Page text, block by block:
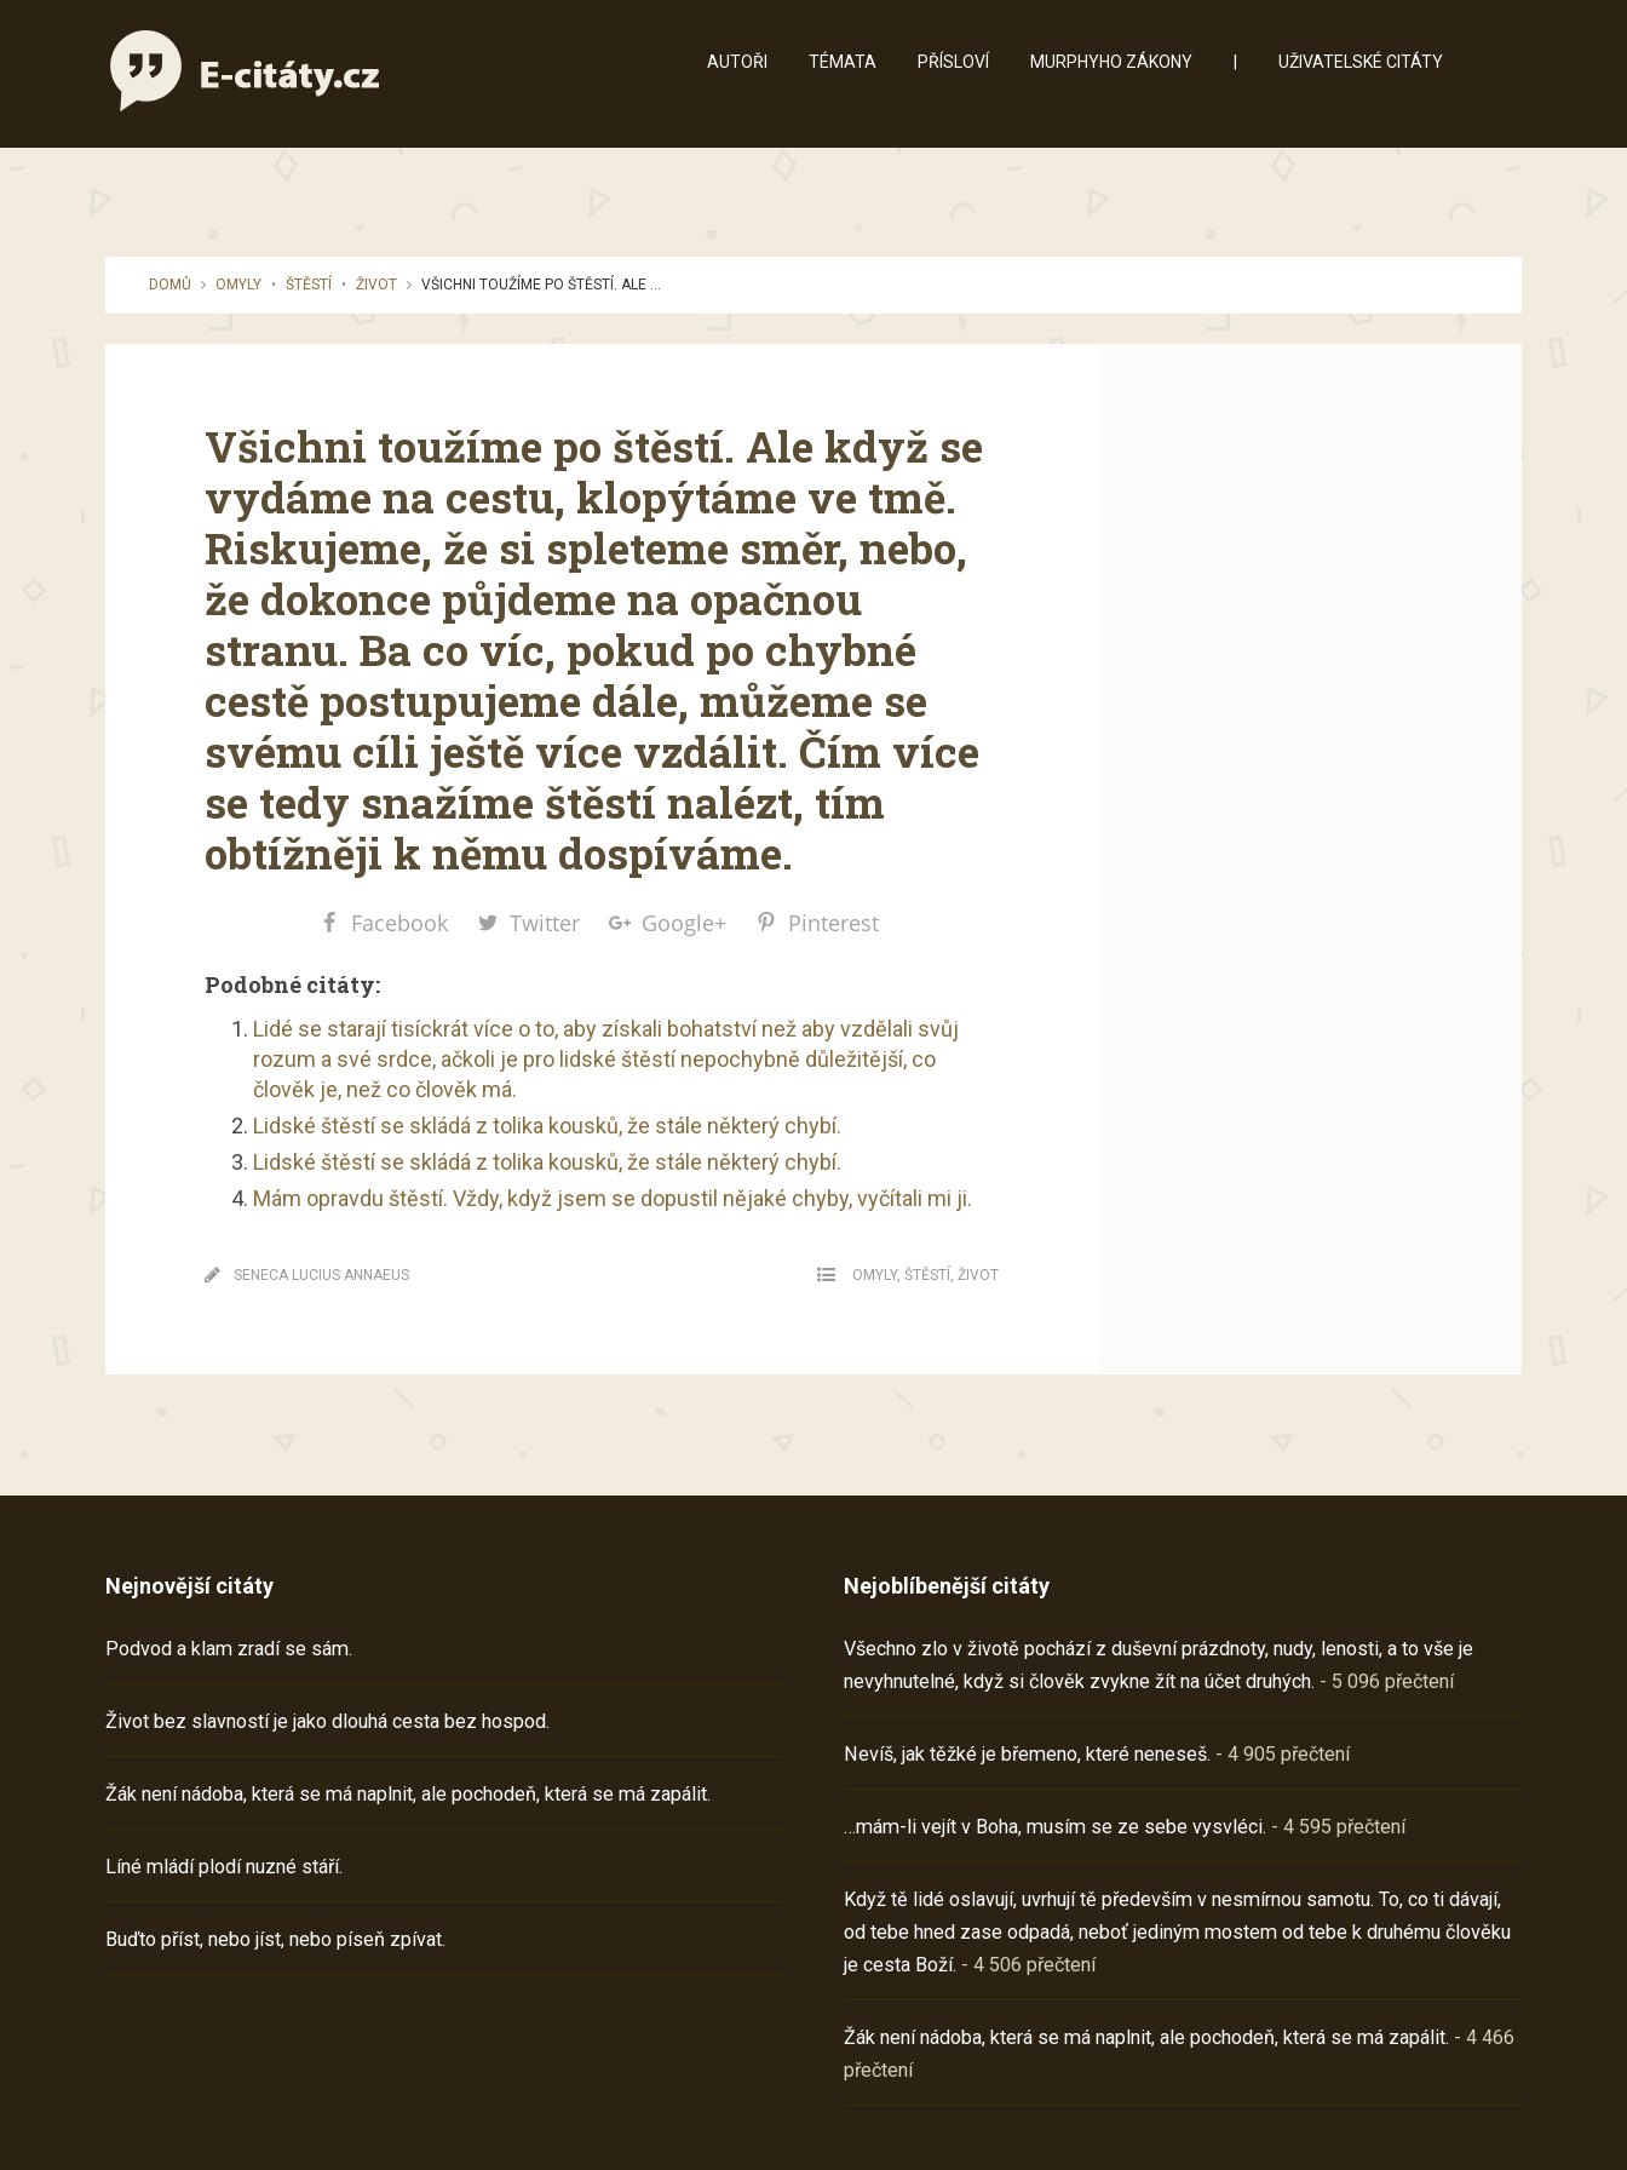
AUTOŘI TÉMATA PŘÍSLOVÍ MURPHYHO ZÁKONY UŽIVATELSKÉ CITÁTY
DOMŮ OMYLY • ŠTĚSTÍ • ŽIVOT VŠICHNI TOUŽÍME PO ŠTĚSTÍ. ALE ...
Všichni toužíme po štěstí. Ale když se
vydáme na cestu, klopýtáme ve tmě.
Riskujeme, že si spleteme směr, nebo,
že dokonce půjdeme na opačnou
stranu. Ba co víc, pokud po chybné
cestě postupujeme dále, můžeme se
svému cíli ještě více vzdálit. Čím více
se tedy snažíme štěstí nalézt, tím
obtížněji k němu dospíváme.
Facebook Twitter Google+ Pinterest
Podobné citáty:
Lidé se starají tisíckrát více o to, aby získali bohatství než aby vzdělali svůj
rozum a své srdce, ačkoli je pro lidské štěstí nepochybně důležitější, co
člověk je, než co člověk má.
Lidské štěstí se skládá z tolika kousků, že stále některý chybí.
Lidské štěstí se skládá z tolika kousků, že stále některý chybí.
Mám opravdu štěstí. Vždy, když jsem se dopustil nějaké chyby, vyčítali mi ji.
SENECA LUCIUS ANNAEUS OMYLY, ŠTĚSTÍ , ŽIVOT
Nejnovější citáty
Podvod a klam zradí se sám.
Život bez slavností je jako dlouhá cesta bez hospod.
Žák není nádoba, která se má naplnit, ale pochodeň, která se má zapálit.
Líné mládí plodí nuzné stáří.
Buďto příst, nebo jíst, nebo píseň zpívat.
Nejoblíbenější citáty
Všechno zlo v životě pochází z duševní prázdnoty, nudy, lenosti, a to vše je
nevyhnutelné, když si člověk zvykne žít na účet druhých. - 5 096 přečtení
Nevíš, jak těžké je břemeno, které neneseš. - 4 905 přečtení
…mám-li vejít v Boha, musím se ze sebe vysvléci. - 4 595 přečtení
Když tě lidé oslavují, uvrhují tě především v nesmírnou samotu. To, co ti dávají,
od tebe hned zase odpadá, neboť jediným mostem od tebe k druhému člověku
je cesta Boží. - 4 506 přečtení
Žák není nádoba, která se má naplnit, ale pochodeň, která se má zapálit. - 4 466
přečtení